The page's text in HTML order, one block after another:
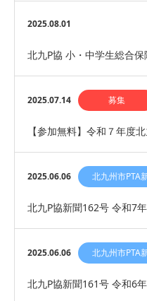
2025.08.01
北九P協 小・中学生総合
2025.07.14 募集
【参加無料】令和７年度
2025.06.06 北九州市PTA
北九P協新聞162号 令和7
2025.06.06 北九州市PTA
北九P協新聞161号 令和6